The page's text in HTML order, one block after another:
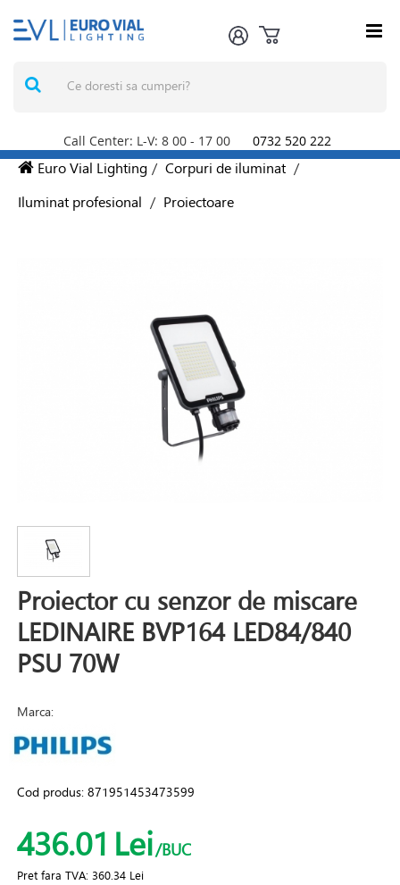
Call Center: L-V: 8 00 - 17 00 0732 520 222
Euro Vial Lighting / Corpuri de iluminat /
Iluminat profesional / Proiectoare
Proiector cu senzor de miscare
LEDINAIRE BVP164 LED84/840
PSU 70W
Marca:
Cod produs:871951453473599
436.01Lei/BUC
Pret fara TVA:360.34 Lei